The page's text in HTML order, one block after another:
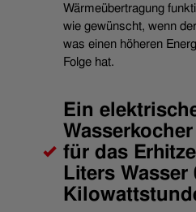
Wärmeübertragung
wie gewünscht, wenn
was einen höheren
Folge hat.
Ein
für das
Liters Wasser